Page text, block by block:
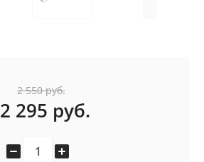
2 550руб.
2 295 руб.